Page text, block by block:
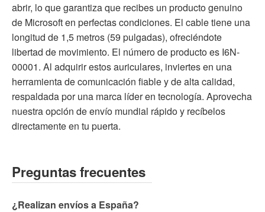
abrir, lo que garantiza que recibes un producto genuino
de Microsoft en perfectas condiciones. El cable tiene una
longitud de 1,5 metros (59 pulgadas), ofreciéndote
libertad de movimiento. El número de producto es I6N-
00001. Al adquirir estos auriculares, inviertes en una
herramienta de comunicación fiable y de alta calidad,
respaldada por una marca líder en tecnología. Aprovecha
nuestra opción de envío mundial rápido y recíbelos
directamente en tu puerta.
Preguntas frecuentes
¿Realizan envíos a España?